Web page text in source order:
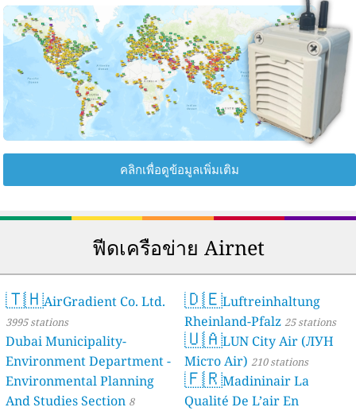
คลิกเพื่อดูข้อมูลเพิ่มเติม
ฟีดเครือข่าย Airnet
🇹🇭AirGradient Co. Ltd.
3995 stations
Dubai Municipality-
Environment Department -
Environmental Planning
And Studies Section 8
🇩🇪Luftreinhaltung
Rheinland-Pfalz 25 stations
🇺🇦LUN City Air (ЛУН
Місто Air) 210 stations
🇫🇷Madininair La
Qualité De L’air En